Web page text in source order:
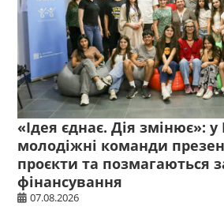
«Ідея єднає. Дія змінює»:
молодіжні команди
проєкти та позмагаються
фінансування
07.08.2026